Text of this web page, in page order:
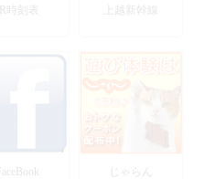
JR時刻表
FaceBook じゃらん